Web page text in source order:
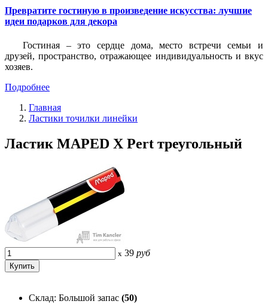
Превратите гостиную в произведение искусства: лучшие
идеи подарков для декора
Гостиная – это сердце дома, место встречи семьи и
друзей, пространство, отражающее индивидуальность и вкус
хозяев.
Подробнее
Главная
Ластики точилки линейки
Ластик MAPED X Pert треугольный
x 39 руб
Склад: Большой запас (50)